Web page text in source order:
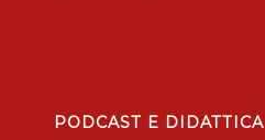
PODCAST E DIDATTICA